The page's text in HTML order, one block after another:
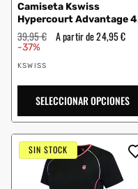
Camiseta Kswiss
Hypercourt Advantage 4
1910941 Mujer Blanco
Precio
habitual
39,95 € Precio
de
A partir de 24,95 €
-37%
Proveedor:
KSWISS
SELECCIONAR OPCIONES
SIN STOCK